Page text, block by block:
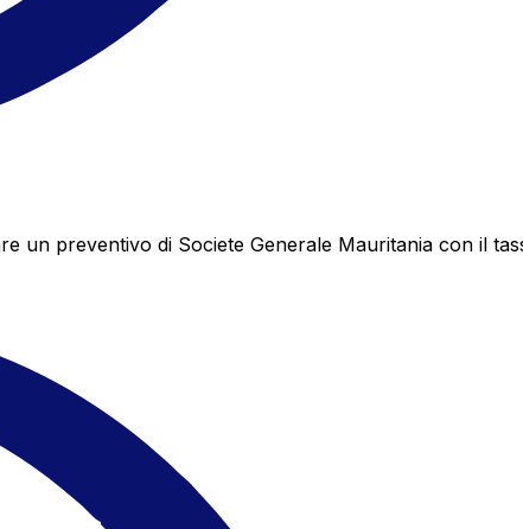
un preventivo di Societe Generale Mauritania con il